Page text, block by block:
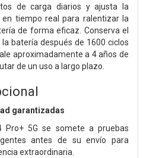
de carga diarios y ajusta la
tiempo real para ralentizar la
de forma eficaz. Conserva el
batería después de 1600 ciclos
aproximadamente a 4 años de
de un uso a largo plazo.
garantizadas
Pro+ 5G se somete a pruebas
antes de su envío para
extraordinaria.